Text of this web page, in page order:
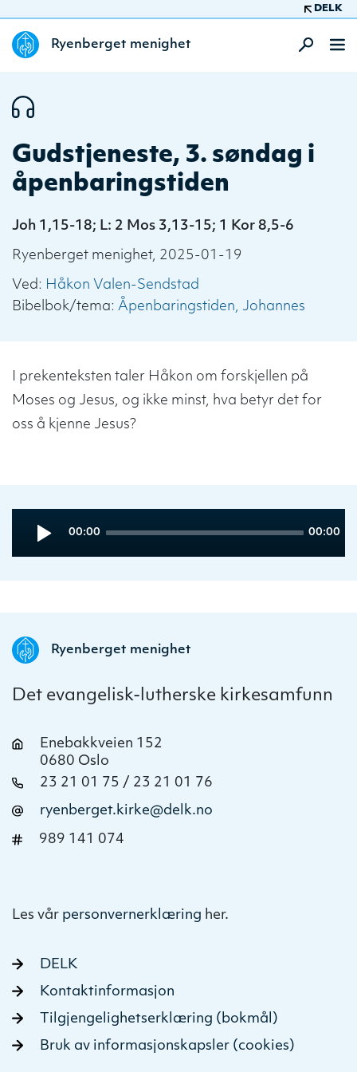
DELK
Ryenberget menighet
Gudstjeneste, 3. søndag i
åpenbaringstiden
Joh 1,15-18; L: 2 Mos 3,13-15; 1 Kor 8,5-6
Ryenberget menighet, 2025-01-19
Ved: Håkon Valen-Sendstad
Bibelbok/tema: Åpenbaringstiden Johannes
I prekenteksten taler Håkon om forskjellen på
Moses og Jesus, og ikke minst, hva betyr det for
oss å kjenne Jesus?
Player
Current
00:00
Total
00:00
Ryenberget menighet
Det evangelisk-lutherske kirkesamfunn
Enebakkveien 152
0680 Oslo
23 21 01 75 / 23 21 01 76
ryenberget.kirke@delk.no
989 141 074
Les vår personvernerklæring her.
DELK
Kontaktinformasjon
Tilgjengelighetserklæring (bokmål)
Bruk av informasjonskapsler (cookies)